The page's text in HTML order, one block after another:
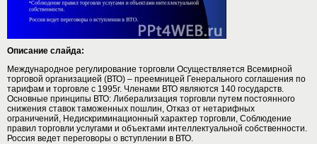
Описание слайда:
Международное регулирование торговли Осуществляется Всемирной
торговой организацией (ВТО) – преемницей Генерального соглашения по
тарифам и торговле с 1995г. Членами ВТО являются 140 государств.
Основные принципы ВТО: Либерализация торговли путем постоянного
снижения ставок таможенных пошлин, Отказ от нетарифных
ограничений, Недискриминационный характер торговли, Соблюдение
правил торговли услугами и объектами интеллектуальной собственности.
Россия ведет переговоры о вступлении в ВТО.